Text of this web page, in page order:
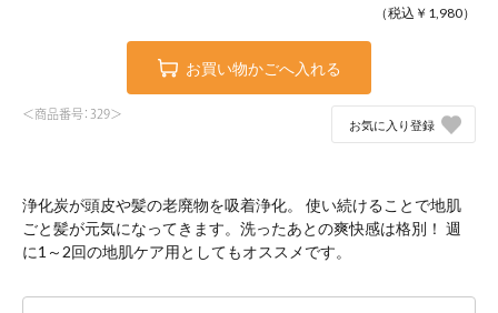
（税込￥ 1,980）
お買い物かごへ入れる
＜商品番号：329＞
お気に入り登録
浄化炭が頭皮や髪の老廃物を吸着浄化。 使い続けることで地肌
ごと髪が元気になってきます。洗ったあとの爽快感は格別！ 週
に1～2回の地肌ケア用としてもオススメです。